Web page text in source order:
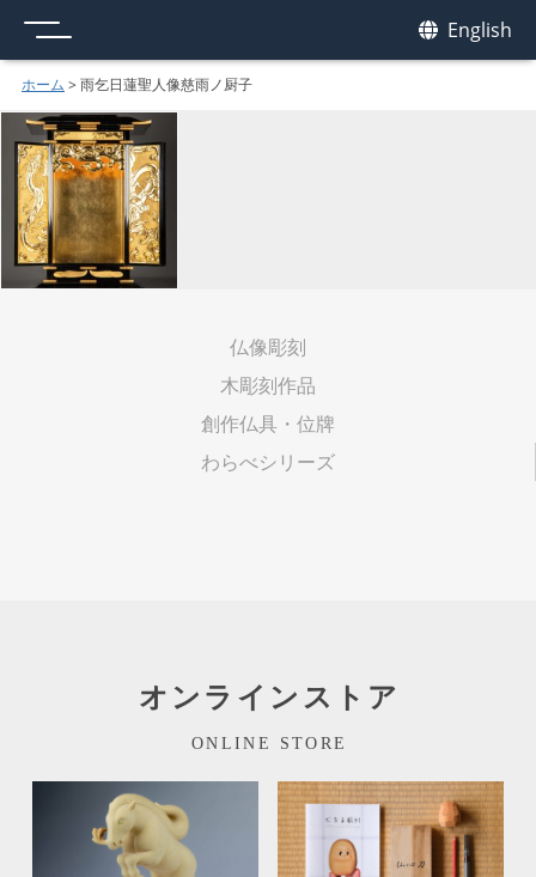
English
ホーム > 雨乞日蓮聖人像慈雨ノ厨子
仏像彫刻
木彫刻作品
創作仏具・位牌
わらべシリーズ
オンラインストア
ONLINE STORE